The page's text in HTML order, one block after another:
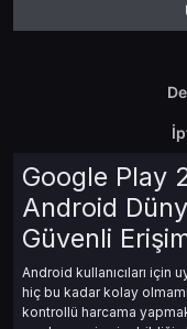
Google Play
Android
Güvenli
Android kullanıcıları için
hiç bu kadar kolay
kontrollü harcama